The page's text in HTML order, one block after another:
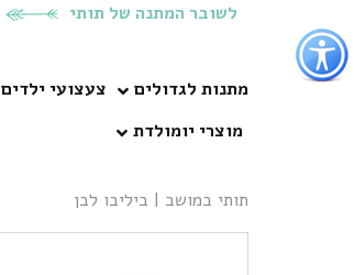
כפתור
לפתיחת
תפריט
נגישות
לשובר המתנה של תותי
מתנות לגדולים צעצועי ילדים
מוצרי יומולדת
תותי במושב | ביליבו לבן